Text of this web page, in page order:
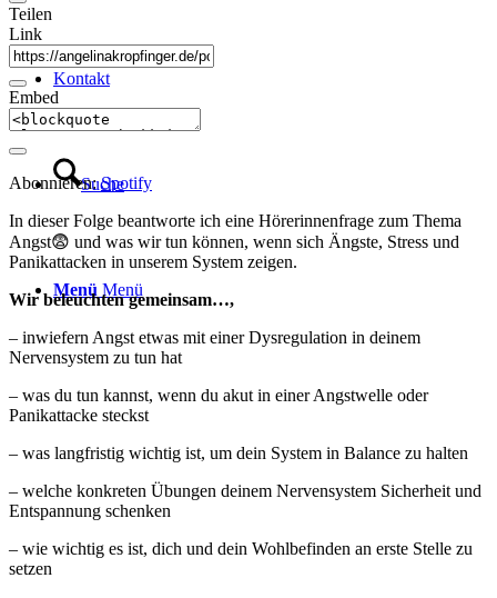
Kontakt
Suche
Menü Menü
Teilen
Link
Embed
Abonnieren:Spotify
In dieser Folge beantworte ich eine Hörerinnenfrage zum Thema
Angst😨 und was wir tun können, wenn sich Ängste, Stress und
Panikattacken in unserem System zeigen.
Wir beleuchten gemeinsam…,
– inwiefern Angst etwas mit einer Dysregulation in deinem
Nervensystem zu tun hat
– was du tun kannst, wenn du akut in einer Angstwelle oder
Panikattacke steckst
– was langfristig wichtig ist, um dein System in Balance zu halten
– welche konkreten Übungen deinem Nervensystem Sicherheit und
Entspannung schenken
– wie wichtig es ist, dich und dein Wohlbefinden an erste Stelle zu
setzen